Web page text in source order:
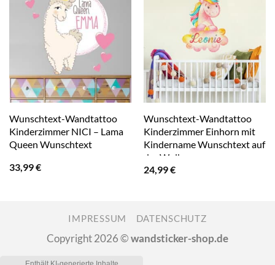
Wunschtext-Wandtattoo
Kinderzimmer NICI – Lama
Queen Wunschtext
33,99€
Wunschtext-Wandtattoo
Kinderzimmer Einhorn mit
Kindername Wunschtext auf
der Wolke
24,99€
IMPRESSUM DATENSCHUTZ
Copyright 2026 ©wandsticker-shop.de